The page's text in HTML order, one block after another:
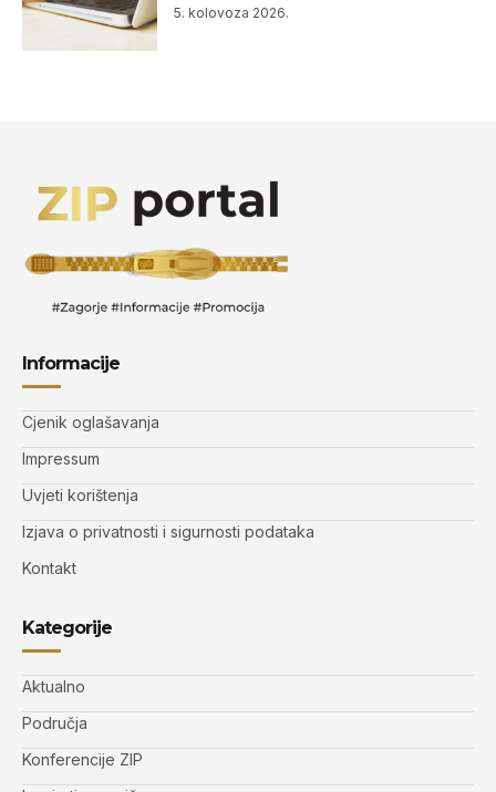
5. kolovoza 2026.
Informacije
Cjenik oglašavanja
Impressum
Uvjeti korištenja
Izjava o privatnosti i sigurnosti podataka
Kontakt
Kategorije
Aktualno
Područja
Konferencije ZIP